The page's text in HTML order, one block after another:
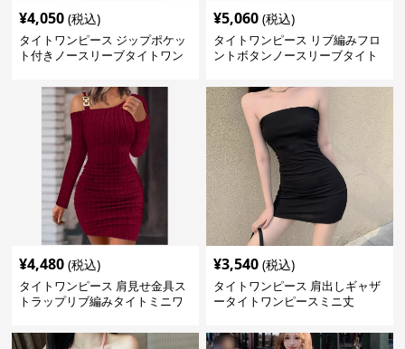
¥4,050 (税込)
タイトワンピース ジップポケッ
ト付きノースリーブタイトワン
¥5,060 (税込)
タイトワンピース リブ編みフロ
ントボタンノースリーブタイト
¥4,480 (税込)
タイトワンピース 肩見せ金具ス
トラップリブ編みタイトミニワ
¥3,540 (税込)
タイトワンピース 肩出しギャザ
ータイトワンピースミニ丈